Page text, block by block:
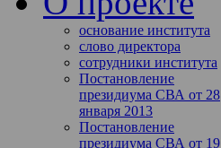
основание института
слово директора
сотрудники института
Постановление
президиума СВА от 28
января 2013
Постановление
президиума СВА от 19